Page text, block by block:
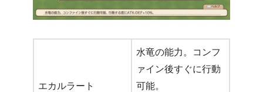
エカルラート
水竜の能力。コンフ
ァイン後すぐに行動
可能。